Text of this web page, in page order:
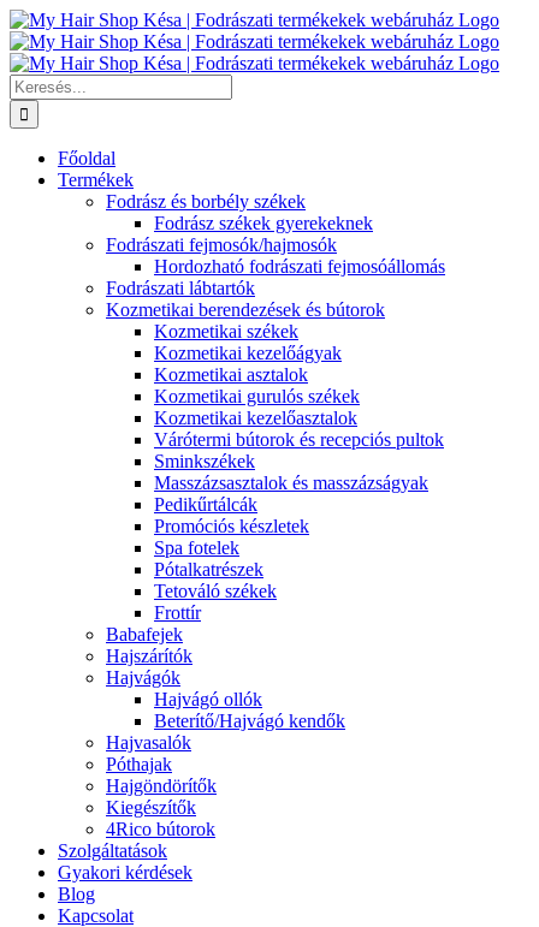
Kihagyás
Keresés...
Főoldal
Termékek
Fodrász és borbély székek
Fodrász székek gyerekeknek
Fodrászati fejmosók/hajmosók
Hordozható fodrászati fejmosóállomás
Fodrászati lábtartók
Kozmetikai berendezések és bútorok
Kozmetikai székek
Kozmetikai kezelőágyak
Kozmetikai asztalok
Kozmetikai gurulós székek
Kozmetikai kezelőasztalok
Várótermi bútorok és recepciós pultok
Sminkszékek
Masszázsasztalok és masszázságyak
Pedikűrtálcák
Promóciós készletek
Spa fotelek
Pótalkatrészek
Tetováló székek
Frottír
Babafejek
Hajszárítók
Hajvágók
Hajvágó ollók
Beterítő/Hajvágó kendők
Hajvasalók
Póthajak
Hajgöndörítők
Kiegészítők
4Rico bútorok
Szolgáltatások
Gyakori kérdések
Blog
Kapcsolat